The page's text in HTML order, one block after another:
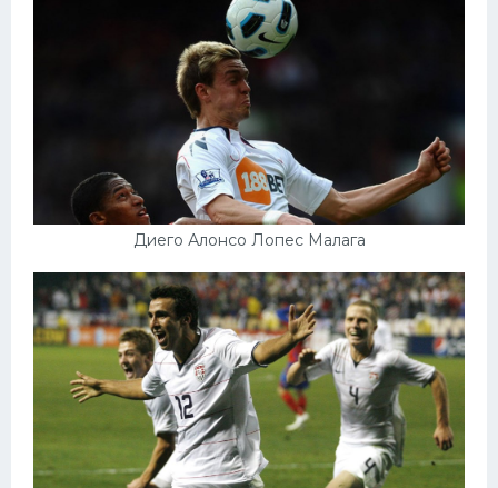
Диего Алонсо Лопес Малага